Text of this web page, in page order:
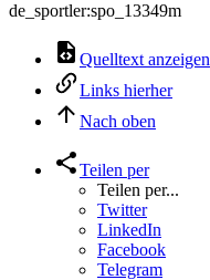
de_sportler:spo_13349m
Quelltext anzeigen
Links hierher
Nach oben
Teilen per
Teilen per...
Twitter
LinkedIn
Facebook
Telegram